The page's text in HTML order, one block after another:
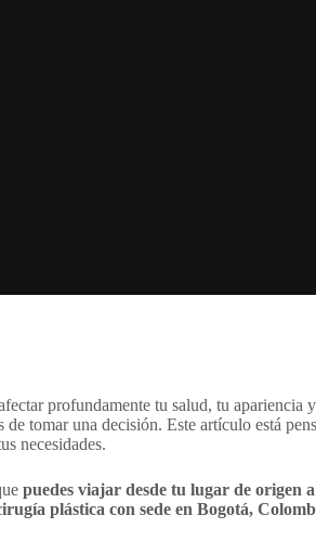
profundamente tu salud, tu
tomar una decisión. Este artículo está
necesidades.
puedes viajar desde tu lugar de origen
plástica con sede en Bogotá,